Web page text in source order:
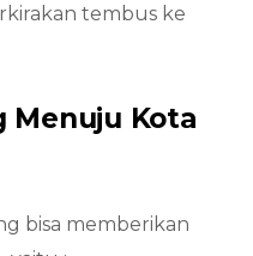
tembus ke
Menuju Kota
bisa memberikan